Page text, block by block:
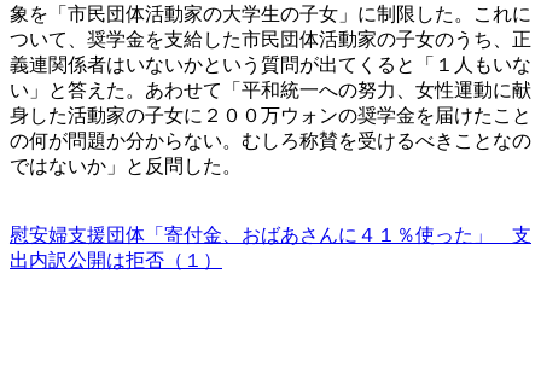
象を「市民団体活動家の大学生の子女」に制限した。これに
ついて、奨学金を支給した市民団体活動家の子女のうち、正
義連関係者はいないかという質問が出てくると「１人もいな
い」と答えた。あわせて「平和統一への努力、女性運動に献
身した活動家の子女に２００万ウォンの奨学金を届けたこと
の何が問題か分からない。むしろ称賛を受けるべきことなの
ではないか」と反問した。
慰安婦支援団体「寄付金、おばあさんに４１％使った」 支
出内訳公開は拒否（１）